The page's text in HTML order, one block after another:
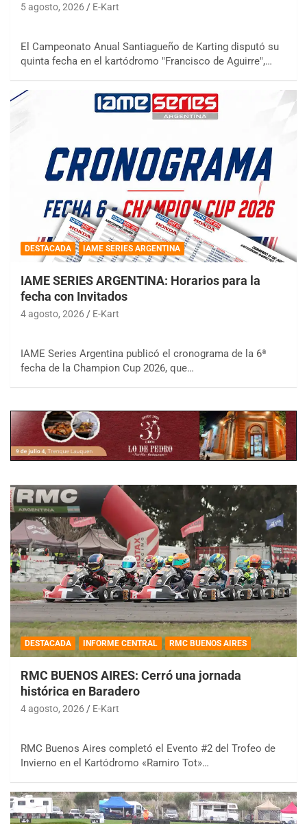
5 agosto, 2026 E-Kart
El Campeonato Anual Santiagueño de Karting disputó su
quinta fecha en el kartódromo "Francisco de Aguirre",…
DESTACADA IAME SERIES ARGENTINA
IAME SERIES ARGENTINA: Horarios para la
fecha con Invitados
4 agosto, 2026 E-Kart
IAME Series Argentina publicó el cronograma de la 6ª
fecha de la Champion Cup 2026, que…
DESTACADA INFORME CENTRAL RMC BUENOS AIRES
RMC BUENOS AIRES: Cerró una jornada
histórica en Baradero
4 agosto, 2026 E-Kart
RMC Buenos Aires completó el Evento #2 del Trofeo de
Invierno en el Kartódromo «Ramiro Tot»…